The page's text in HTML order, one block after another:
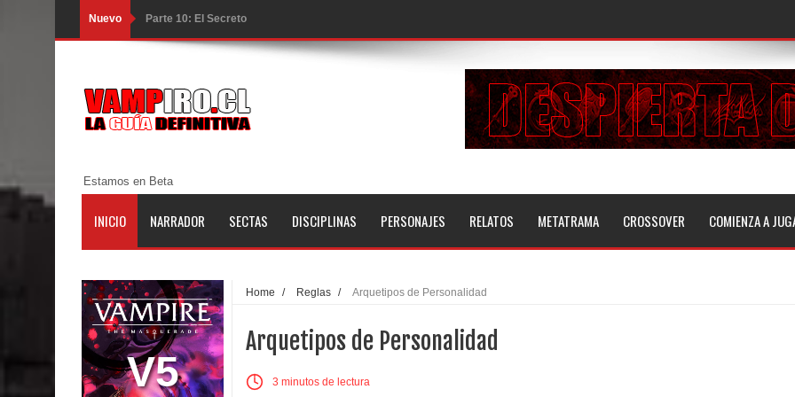
Nuevo Parte 10: El Secreto
Parte 09: Los Muertos Cuentan Cuentos
Parte 08: Ultratumba
Parte 07: Asuntos que Resolver
Parte 03: Una Piraña en el Bidé
Parte 02: Los Muertos Gobiernan a los Vivos
Parte 01: Escondido a Plena Luz
Parte 02: El Enemigo de mi Enemigo
Estamos en Beta
INICIO NARRADOR SECTAS DISCIPLINAS PERSONAJES RELATOS METATRAMA CROSSOVER COMIENZA A
V5
Home / Reglas / Arquetipos de Personalidad
Arquetipos de Personalidad
3 minutos de lectura